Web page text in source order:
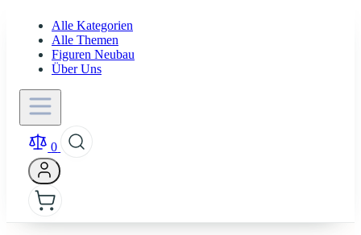
Alle Kategorien
Alle Themen
Figuren Neubau
Über Uns
0